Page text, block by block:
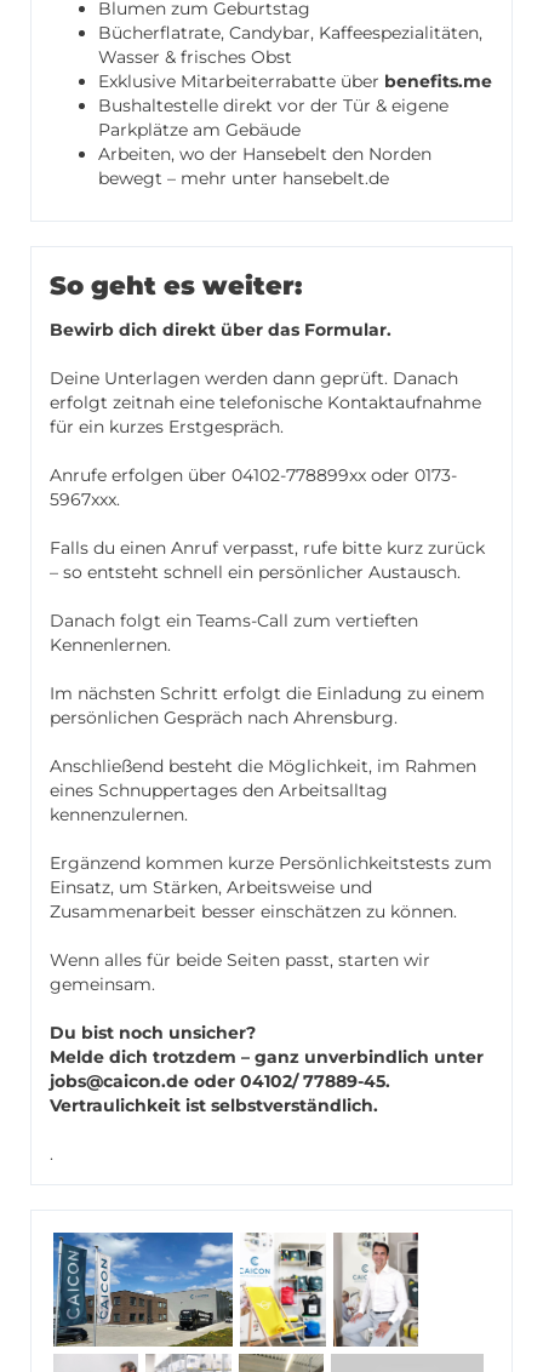
Blumen zum Geburtstag
Bücherflatrate, Candybar, Kaffeespezialitäten,
Wasser & frisches Obst
Exklusive Mitarbeiterrabatte über benefits.me
Bushaltestelle direkt vor der Tür & eigene
Parkplätze am Gebäude
Arbeiten, wo der Hansebelt den Norden
bewegt – mehr unter hansebelt.de
So geht es weiter:
Bewirb dich direkt über das Formular.
Deine Unterlagen werden dann geprüft. Danach
erfolgt zeitnah eine telefonische Kontaktaufnahme
für ein kurzes Erstgespräch.
Anrufe erfolgen über 04102-778899xx oder 0173-
5967xxx.
Falls du einen Anruf verpasst, rufe bitte kurz zurück
– so entsteht schnell ein persönlicher Austausch.
Danach folgt ein Teams-Call zum vertieften
Kennenlernen.
Im nächsten Schritt erfolgt die Einladung zu einem
persönlichen Gespräch nach Ahrensburg.
Anschließend besteht die Möglichkeit, im Rahmen
eines Schnuppertages den Arbeitsalltag
kennenzulernen.
Ergänzend kommen kurze Persönlichkeitstests zum
Einsatz, um Stärken, Arbeitsweise und
Zusammenarbeit besser einschätzen zu können.
Wenn alles für beide Seiten passt, starten wir
gemeinsam.
Du bist noch unsicher?
Melde dich trotzdem – ganz unverbindlich unter
jobs@caicon.de oder 04102/ 77889-45.
Vertraulichkeit ist selbstverständlich.
.